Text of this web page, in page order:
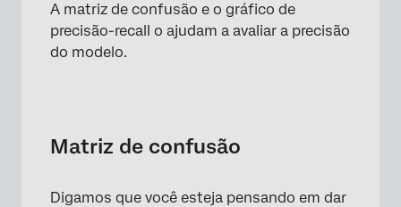
Matriz de confusão
Precisão vs. Curva de recall
A matriz de confusão e o gráfico de
precisão-recall o ajudam a avaliar a precisão
do modelo.
Matriz de confusão
Digamos que você esteja pensando em dar